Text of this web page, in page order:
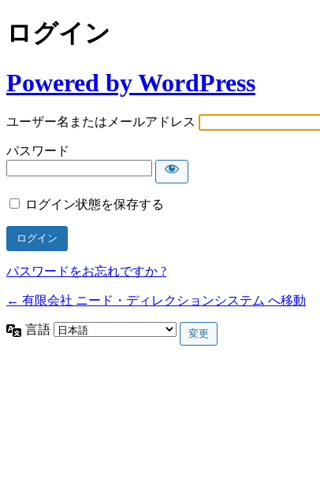
ログイン
Powered by WordPress
ユーザー名またはメールアドレス
パスワード
ログイン状態を保存する
パスワードをお忘れですか ?
← 有限会社 ニード・ディレクションシステム へ移動
言語